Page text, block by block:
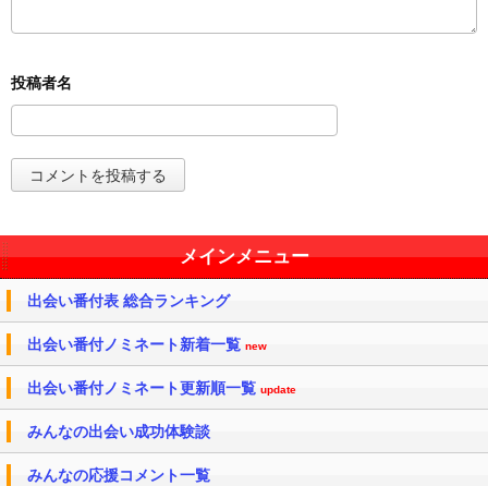
メインメニュー
出会い番付表 総合ランキング
出会い番付ノミネート新着一覧 new
出会い番付ノミネート更新順一覧 update
みんなの出会い成功体験談
みんなの応援コメント一覧